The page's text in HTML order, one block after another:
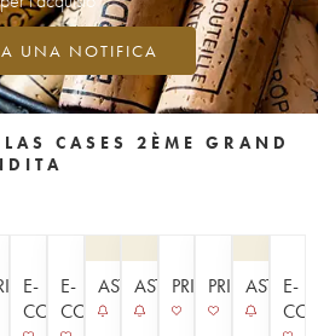
UNA NOTIFICA
CASES 2ÈME GRAND
E-
COMMERCE
E-
COMMERCE
ASTAASTAPRIMEURS
PRIMEURS
ASTAE-